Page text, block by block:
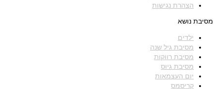
הצהרת נגישות
מסיבת נושא
ילדים
מסיבת גיל שנה
מסיבת רווקות
מסיבת גיוס
יום העצמאות
קריסמס